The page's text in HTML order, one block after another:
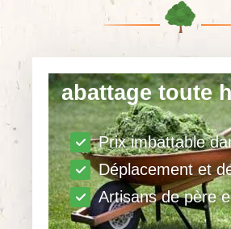
abattage toute
Prix imbattable
Déplacement et
Artisans de père